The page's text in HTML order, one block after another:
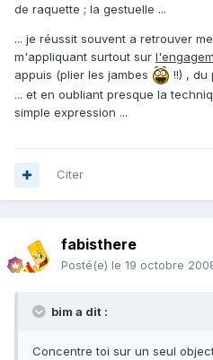
de raquette ; la gestuelle ...
... je réussit souvent a retrouver
m'appliquant surtout sur
appuis (plier les jambes
!!) , du
... et en oubliant presque la
simple expression ...
Citer
fabisthere
Posté(e) le 19 octobre
bim a dit :
Concentre toi sur un seul